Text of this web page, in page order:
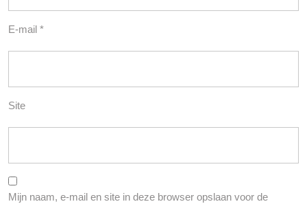
E-mail *
Site
Mijn naam, e-mail en site in deze browser opslaan voor de